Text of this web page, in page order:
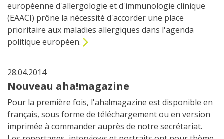
européenne d'allergologie et d'immunologie clinique
(EAACI) prône la nécessité d'accorder une place
prioritaire aux maladies allergiques dans l'agenda
politique européen.
28.04.2014
Nouveau aha!magazine
Pour la première fois, l'aha!magazine est disponible en
français, sous forme de téléchargement ou en version
imprimée à commander auprès de notre secrétariat.